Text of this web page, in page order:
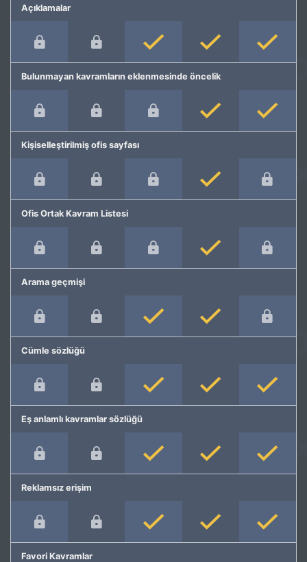
Açıklamalar
Bulunmayan kavramların eklenmesinde öncelik
Kişiselleştirilmiş ofis sayfası
Ofis Ortak Kavram Listesi
Arama geçmişi
Cümle sözlüğü
Eş anlamlı kavramlar sözlüğü
Reklamsız erişim
Favori Kavramlar